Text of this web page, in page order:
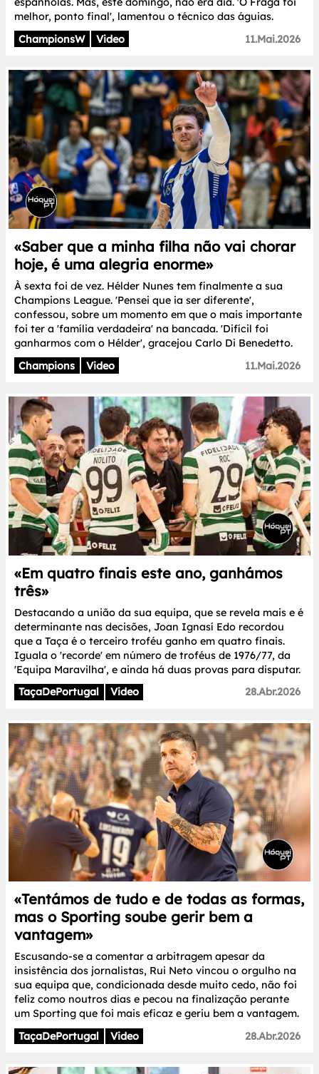
melhor, ponto final', lamentou o técnico das águias.
ChampionsW
Video 11.Mai.2026
«Saber que a minha filha não vai chorar
hoje, é uma alegria enorme»
À sexta foi de vez. Hélder Nunes tem finalmente a sua
Champions League. 'Pensei que ia ser diferente',
confessou, sobre um momento em que o mais importante
foi ter a 'família verdadeira' na bancada. 'Difícil foi
ganharmos com o Hélder', gracejou Carlo Di Benedetto.
Champions
Video 11.Mai.2026
«Em quatro finais este ano, ganhámos
três»
Destacando a união da sua equipa, que se revela mais e é
determinante nas decisões, Joan Ignasí Edo recordou
que a Taça é o terceiro troféu ganho em quatro finais.
Iguala o 'recorde' em número de troféus de 1976/77, da
'Equipa Maravilha', e ainda há duas provas para disputar.
TaçaDePortugal
Video 28.Abr.2026
«Tentámos de tudo e de todas as formas,
mas o Sporting soube gerir bem a
vantagem»
Escusando-se a comentar a arbitragem apesar da
insistência dos jornalistas, Rui Neto vincou o orgulho na
sua equipa que, condicionada desde muito cedo, não foi
feliz como noutros dias e pecou na finalização perante
um Sporting que foi mais eficaz e geriu bem a vantagem.
TaçaDePortugal
Video 28.Abr.2026